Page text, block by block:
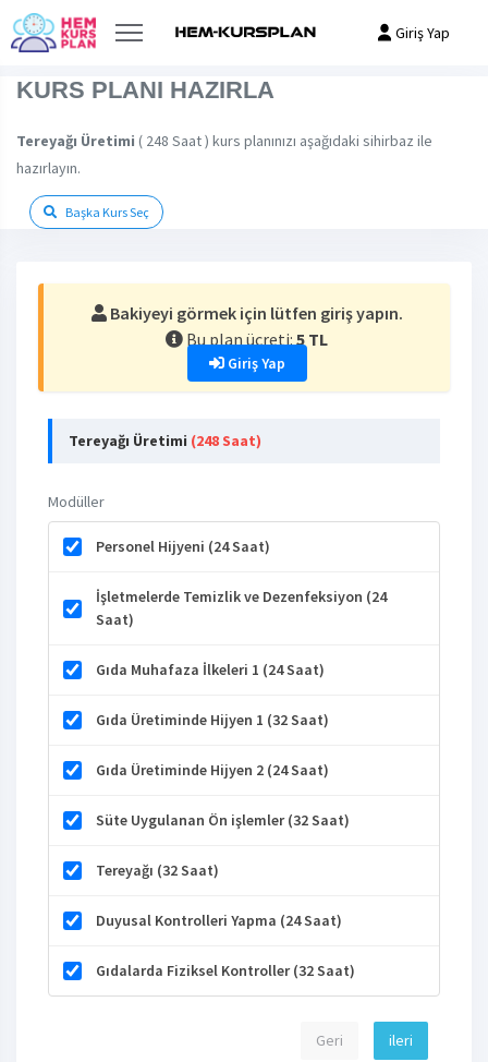
Giriş Yap
KURS PLANI HAZIRLA
Tereyağı Üretimi ( 248 Saat ) kurs planınızı aşağıdaki sihirbaz ile
hazırlayın.
Başka Kurs Seç
Bakiyeyi görmek için lütfen giriş yapın.
Bu plan ücreti:5 TL
Giriş Yap
Tereyağı Üretimi (248 Saat)
Modüller
Personel Hijyeni (24 Saat)
İşletmelerde Temizlik ve Dezenfeksiyon (24
Saat)
Gıda Muhafaza İlkeleri 1 (24 Saat)
Gıda Üretiminde Hijyen 1 (32 Saat)
Gıda Üretiminde Hijyen 2 (24 Saat)
Süte Uygulanan Ön işlemler (32 Saat)
Tereyağı (32 Saat)
Duyusal Kontrolleri Yapma (24 Saat)
Gıdalarda Fiziksel Kontroller (32 Saat)
Geri ileri